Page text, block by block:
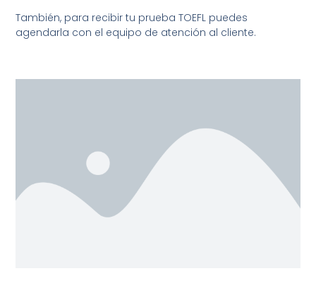
También, para recibir tu prueba TOEFL puedes
agendarla con el equipo de atención al cliente.